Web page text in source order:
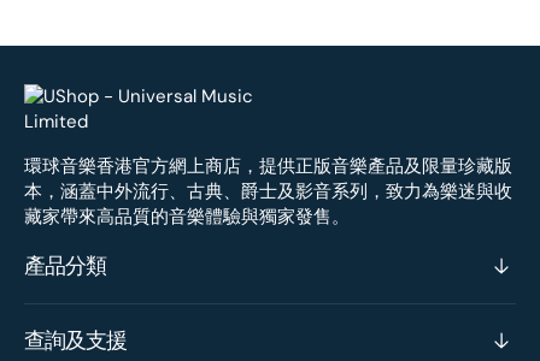
環球音樂香港官方網上商店，提供正版音樂產品及限量珍藏版
本，涵蓋中外流行、古典、爵士及影音系列，致力為樂迷與收
藏家帶來高品質的音樂體驗與獨家發售。
產品分類
查詢及支援